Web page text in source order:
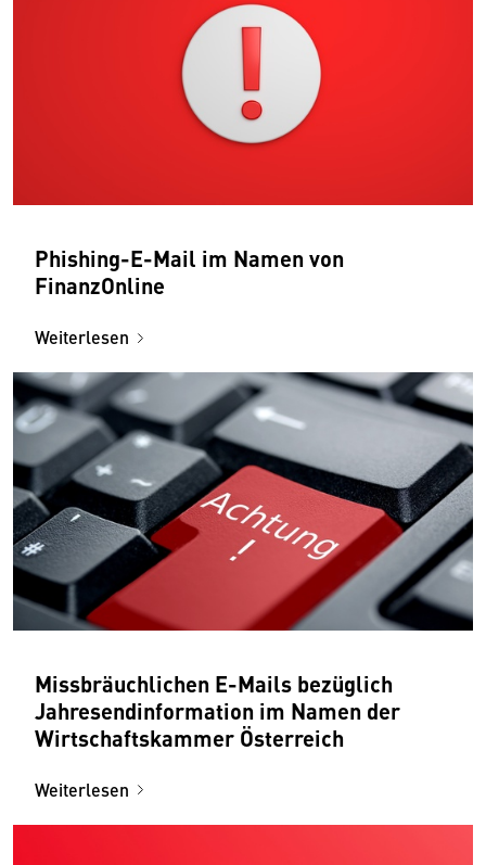
Phishing-E-Mail im Namen von
FinanzOnline
Weiterlesen
Missbräuchlichen E-Mails bezüglich
Jahresendinformation im Namen der
Wirtschaftskammer Österreich
Weiterlesen